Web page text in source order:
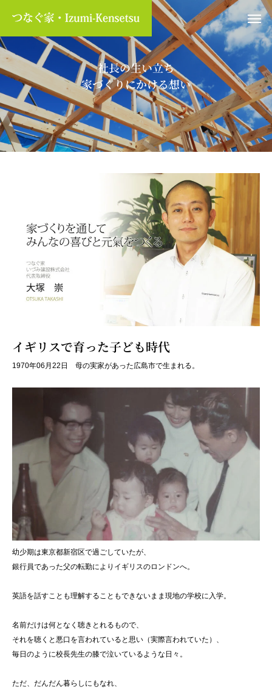
社長の生い立ち
家づくりにかける想い
イギリスで育った子ども時代
1970年06月22日 母の実家があった広島市で生まれる。
幼少期は東京都新宿区で過ごしていたが、
銀行員であった父の転勤によりイギリスのロンドンへ。
英語を話すことも理解することもできないまま現地の学校に入学。
名前だけは何となく聴きとれるもので、
それを聴くと悪口を言われていると思い（実際言われていた）、
毎日のように校長先生の膝で泣いているような日々。
ただ、だんだん暮らしにもなれ、